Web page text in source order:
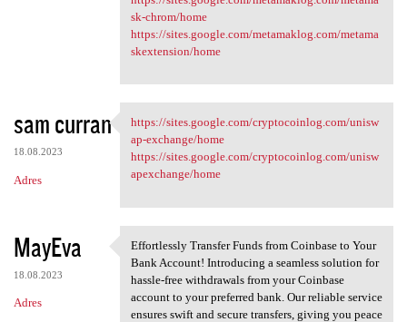
sk-chrom/home
https://sites.google.com/metamaklog.com/metama
skextension/home
sam curran
18.08.2023
Adres
https://sites.google.com
https://sites.google.com/cryptocoinlog.com/unisw
ap-exchange/home
https://sites.google.com/cryptocoinlog.com/unisw
apexchange/home
MayEva
18.08.2023
Adres
Effortlessly Transfer Funds
Effortlessly Transfer Funds from Coinbase to Your
Bank Account! Introducing a seamless solution for
hassle-free withdrawals from your Coinbase
account to your preferred bank. Our reliable service
ensures swift and secure transfers, giving you peace